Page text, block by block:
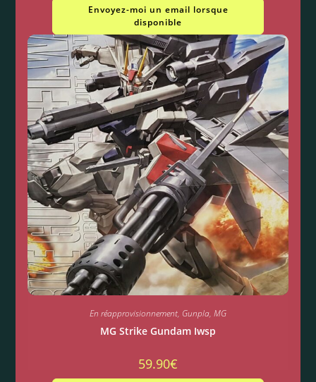
Envoyez-moi un email lorsque
disponible
En réapprovisionnement, Gunpla, MG
MG Strike Gundam Iwsp
59.90€